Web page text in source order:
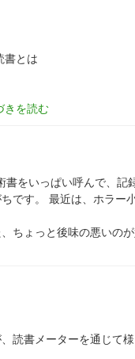
書とは
書をいっぱい呼んで、記
です。 最近は、ホラー
ちょっと後味の悪いの
読書メーターを通じて